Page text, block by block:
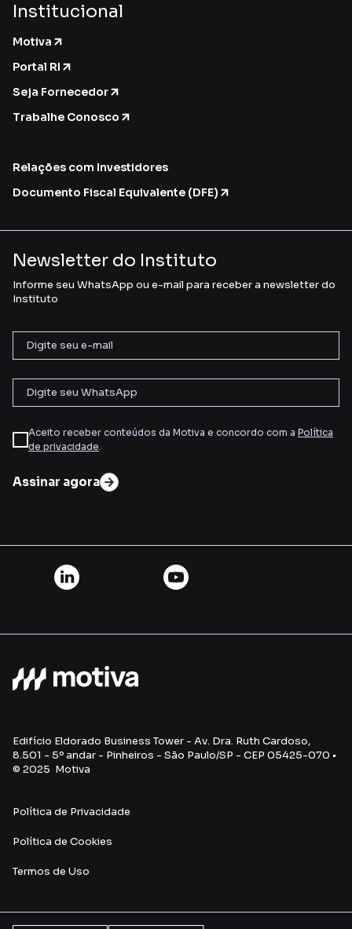
Institucional
Motiva
Portal RI
Seja Fornecedor
Trabalhe Conosco
Relações com Investidores
Documento Fiscal Equivalente (DFE)
Newsletter do Instituto
Informe seu WhatsApp ou e-mail para receber a newsletter do
Instituto
Aceito receber conteúdos da Motiva e concordo com a Política
de privacidade.
Assinar agora
Edifício Eldorado Business Tower - Av. Dra. Ruth Cardoso,
8.501 - 5º andar - Pinheiros - São Paulo/SP - CEP 05425-070 •
© 2025 Motiva
Política de Privacidade
Política de Cookies
Termos de Uso